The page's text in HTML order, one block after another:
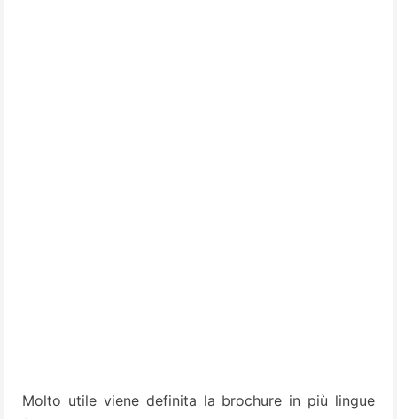
Molto utile viene definita la brochure in più lingue